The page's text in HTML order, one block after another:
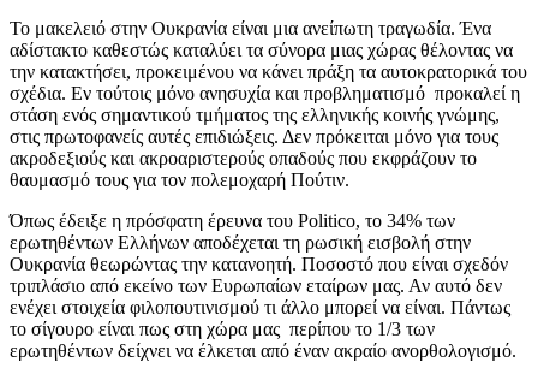
Το μακελειό στην Ουκρανία είναι μια ανείπωτη τραγωδία. Ένα
αδίστακτο καθεστώς καταλύει τα σύνορα μιας χώρας θέλοντας να
την κατακτήσει, προκειμένου να κάνει πράξη τα αυτοκρατορικά του
σχέδια. Εν τούτοις μόνο ανησυχία και προβληματισμό προκαλεί η
στάση ενός σημαντικού τμήματος της ελληνικής κοινής γνώμης,
στις πρωτοφανείς αυτές επιδιώξεις. Δεν πρόκειται μόνο για τους
ακροδεξιούς και ακροαριστερούς οπαδούς που εκφράζουν το
θαυμασμό τους για τον πολεμοχαρή Πούτιν.
Όπως έδειξε η πρόσφατη έρευνα του Politico, το 34% των
ερωτηθέντων Ελλήνων αποδέχεται τη ρωσική εισβολή στην
Ουκρανία θεωρώντας την κατανοητή. Ποσοστό που είναι σχεδόν
τριπλάσιο από εκείνο των Ευρωπαίων εταίρων μας. Αν αυτό δεν
ενέχει στοιχεία φιλοπουτινισμού τι άλλο μπορεί να είναι. Πάντως
το σίγουρο είναι πως στη χώρα μας περίπου το 1/3 των
ερωτηθέντων δείχνει να έλκεται από έναν ακραίο ανορθολογισμό.